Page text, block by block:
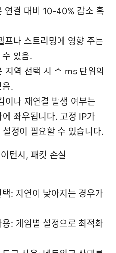
연결 대비 10-40% 감소 혹
프나 스트리밍에 영향 주는
있음.
지역 선택 시 수 ms 단위의
음.
이나 재연결 발생 여부는
좌우됩니다. 고정 IP가
정이 필요할 수 있습니다.
턴시, 패킷 손실
: 지연이 낮아지는 경우가
: 게임별 설정으로 최적화